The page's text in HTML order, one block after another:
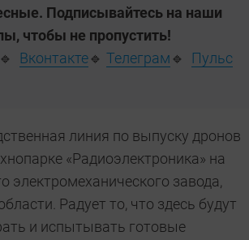
Подписывайтесь на наши
чтобы не пропустить!
🔹 Вконтакте🔹 Телеграм 🔹 Пульс
линия по выпуску дронов
«Радиоэлектроника» на
электромеханического завода,
Радует то, что здесь будут
и испытывать готовые